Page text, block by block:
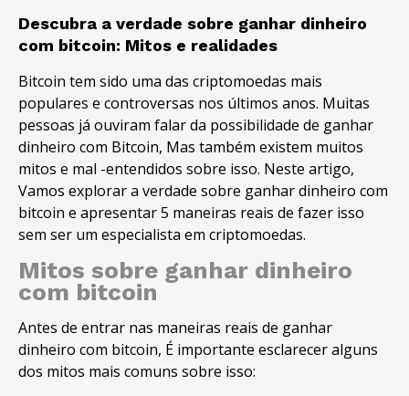
Descubra a verdade sobre ganhar dinheiro
com bitcoin: Mitos e realidades
Bitcoin tem sido uma das criptomoedas mais
populares e controversas nos últimos anos. Muitas
pessoas já ouviram falar da possibilidade de ganhar
dinheiro com Bitcoin, Mas também existem muitos
mitos e mal -entendidos sobre isso. Neste artigo,
Vamos explorar a verdade sobre ganhar dinheiro com
bitcoin e apresentar 5 maneiras reais de fazer isso
sem ser um especialista em criptomoedas.
Mitos sobre ganhar dinheiro
com bitcoin
Antes de entrar nas maneiras reais de ganhar
dinheiro com bitcoin, É importante esclarecer alguns
dos mitos mais comuns sobre isso: